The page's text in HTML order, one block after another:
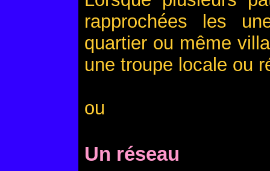
rapprochées les
quartier ou même
une troupe locale ou
ou
Un réseau